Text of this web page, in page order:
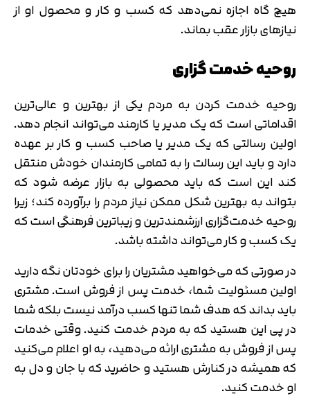
هیچ گاه اجازه نمی‌دهد که کسب و کار و محصول او از
نیازهای بازار عقب بماند.
روحیه خدمت گزاری
روحیه خدمت کردن به مردم یکی از بهترین و عالی‌ترین
اقداماتی است که یک مدیر یا کارمند می‌تواند انجام دهد.
اولین رسالتی که یک مدیر یا صاحب کسب و کار بر عهده
دارد و باید این رسالت را به تمامی کارمندان خودش منتقل
کند این است که باید محصولی به بازار عرضه شود که
بتواند به بهترین شکل ممکن نیاز مردم را برآورده کند؛ زیرا
روحیه خدمت‌گزاری ارزشمندترین و زیباترین فرهنگی است که
یک کسب و کار می‌تواند داشته باشد.
در صورتی که می‌خواهید مشتریان را برای خودتان نگه دارید
اولین مسئولیت شما، خدمت پس از فروش است. مشتری
باید بداند که هدف شما تنها کسب درآمد نیست بلکه شما
در پی این هستید که به مردم خدمت کنید. وقتی خدمات
پس از فروش به مشتری ارائه می‌دهید، به او اعلام می‌کنید
که همیشه در کنارش هستید و حاضرید که با جان و دل به
او خدمت کنید.